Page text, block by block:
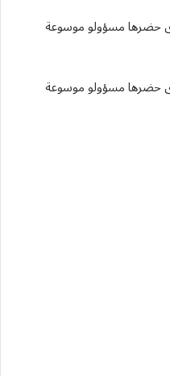
حضرها مسؤولو موسوعة
حضرها مسؤولو موسوعة